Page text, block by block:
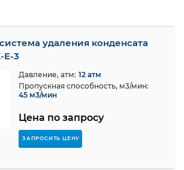
удаления конденсата
E-3
Цена по запросу
ЗАПРОСИТЬ ЦЕНУ
Давление, атм: 12 атм
Пропускная способность, м3/мин:
45 м3/мин